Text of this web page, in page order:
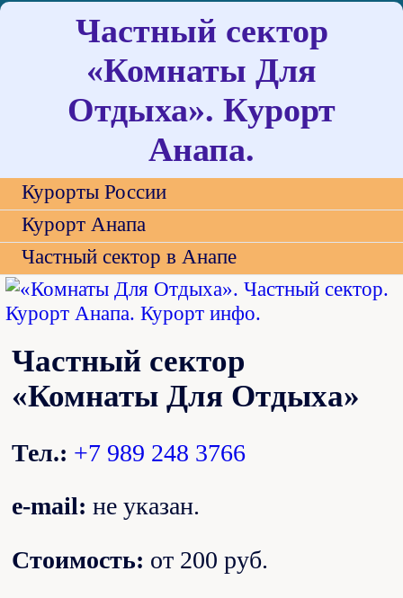
Частный сектор
«Комнаты Для
Отдыха». Курорт
Анапа.
Курорты России
Курорт Анапа
Частный сектор в Анапе
Частный сектор
«Комнаты Для Отдыха»
Тел.: +7 989 248 3766
e-mail: не указан.
Стоимость: от 200 руб.